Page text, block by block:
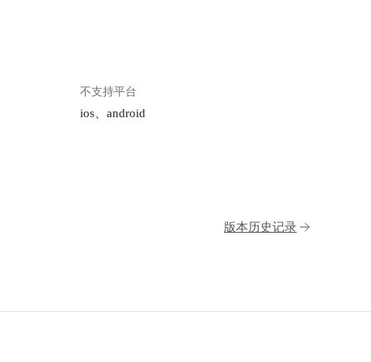
不支持平台
ios、android
版本历史记录